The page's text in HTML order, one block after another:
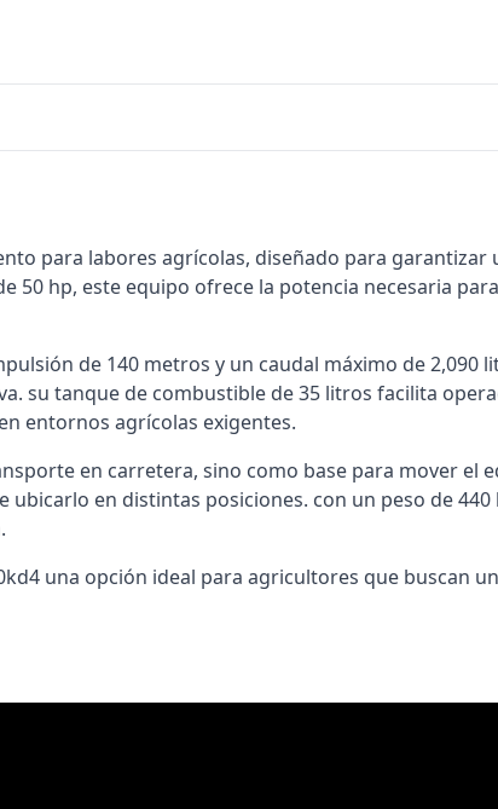
para labores agrícolas, diseñado para garantizar
50 hp, este equipo ofrece la potencia necesaria
de 140 metros y un caudal máximo de 2,090
su tanque de combustible de 35 litros facilita
entornos agrícolas exigentes.
en carretera, sino como base para mover el
en distintas posiciones. con un peso de 440
una opción ideal para agricultores que buscan